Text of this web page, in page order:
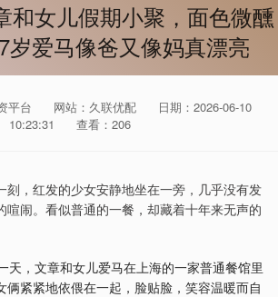
和女儿假期小聚，面色微醺
岁爱马像爸又像妈真漂亮
平台 网站：久联优配
日期：2026-06-10
10:23:31
查看：206
刻，红发的少女安静地坐在一旁，几乎没有发
喧闹。看似普通的一餐，却藏着十年来无声的
天，文章和女儿爱马在上海的一家普通餐馆里
俩紧紧地依偎在一起，脸贴脸，笑容温暖而自